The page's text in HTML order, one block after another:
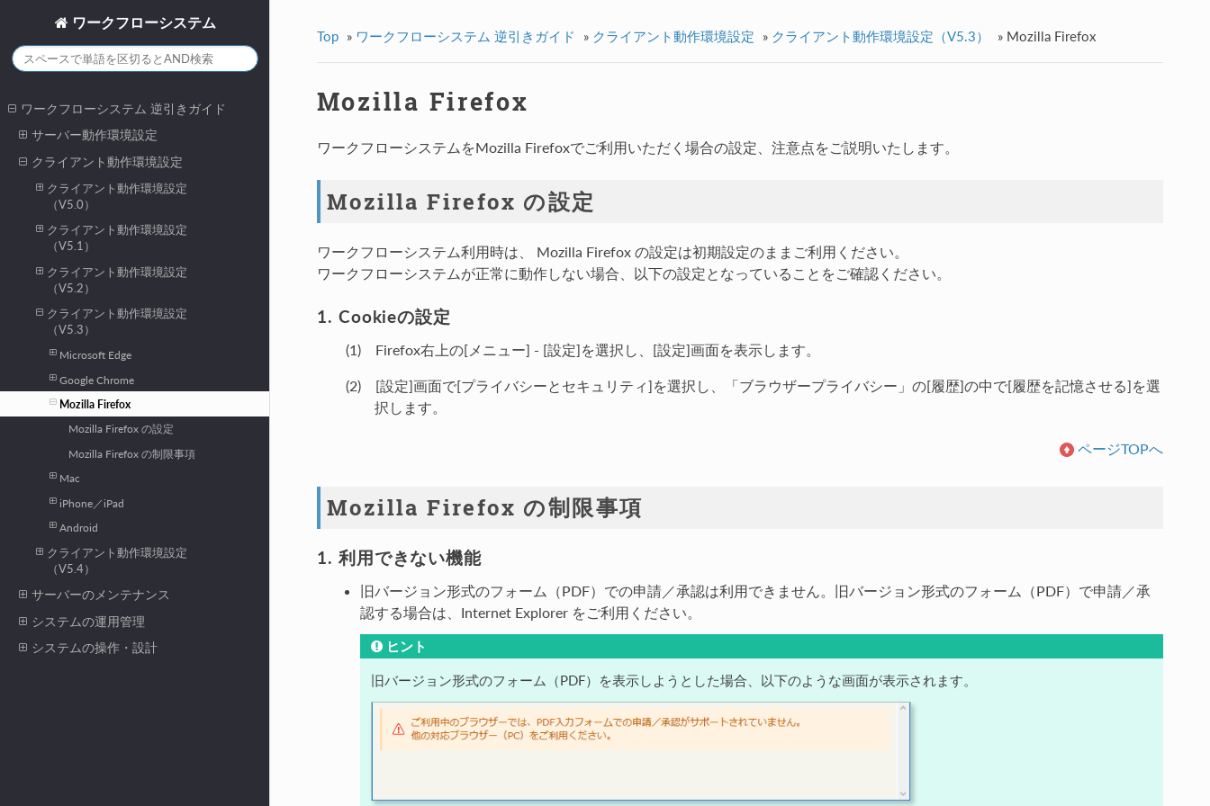
ワークフローシステム
ワークフローシステム 逆引きガイド
サーバー動作環境設定
クライアント動作環境設定
クライアント動作環境設定
（V5.0）
クライアント動作環境設定
（V5.1）
クライアント動作環境設定
（V5.2）
クライアント動作環境設定
（V5.3）
Microsoft Edge
Google Chrome
Mozilla Firefox
Mozilla Firefox の設定
Mozilla Firefox の制限事項
Mac
iPhone／iPad
Android
クライアント動作環境設定
（V5.4）
サーバーのメンテナンス
システムの運用管理
システムの操作・設計
Top » ワークフローシステム 逆引きガイド » クライアント動作環境設定 » クライアント動作環境設定（V5.3） » Mozilla Firefox
Mozilla Firefox
ワークフローシステムをMozilla Firefoxでご利用いただく場合の設定、注意点をご説明いたします。
Mozilla Firefox の設定
ワークフローシステム利用時は、 Mozilla Firefox の設定は初期設定のままご利用ください。
ワークフローシステムが正常に動作しない場合、以下の設定となっていることをご確認ください。
Cookieの設定
Firefox右上の[メニュー] - [設定]を選択し、[設定]画面を表示します。
[設定]画面で[プライバシーとセキュリティ]を選択し、「ブラウザープライバシー」の[履歴]の中で[履歴を記憶させる]を選
択します。
ページTOPへ
Mozilla Firefox の制限事項
利用できない機能
旧バージョン形式のフォーム（PDF）での申請／承認は利用できません。旧バージョン形式のフォーム（PDF）で申請／承
認する場合は、Internet Explorer をご利用ください。
ヒント
旧バージョン形式のフォーム（PDF）を表示しようとした場合、以下のような画面が表示されます。